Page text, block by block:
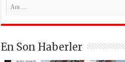
En Son Haberler